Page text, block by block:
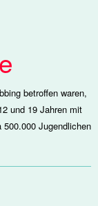
betroffen waren,
und 19 Jahren mit
500.000 Jugendlichen